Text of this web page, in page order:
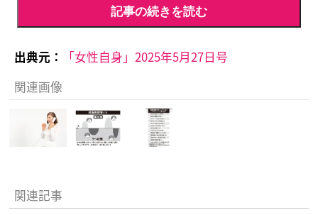
記事の続きを読む
出典元：
「女性自身」2025年5月27日号
関連画像
関連記事